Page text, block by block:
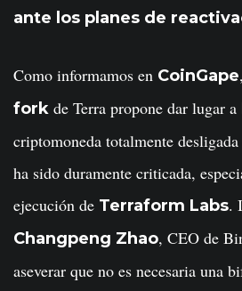
ante los planes de
Como informamos en CoinGape
fork de Terra propone dar lugar a
criptomoneda totalmente
ha sido duramente criticada,
ejecución de Terraform Labs.
Changpeng Zhao, CEO de
aseverar que no es necesaria una